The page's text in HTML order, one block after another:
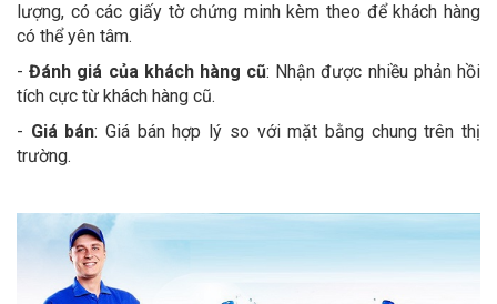
lượng, có các giấy tờ chứng minh kèm theo để khách hàng
có thể yên tâm.
-Đánh giá của khách hàng cũ: Nhận được nhiều phản hồi
tích cực từ khách hàng cũ.
- Giá bán: Giá bán hợp lý so với mặt bằng chung trên thị
trường.